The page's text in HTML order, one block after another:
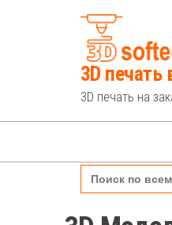
3D печать
3D печать на
Search
for: